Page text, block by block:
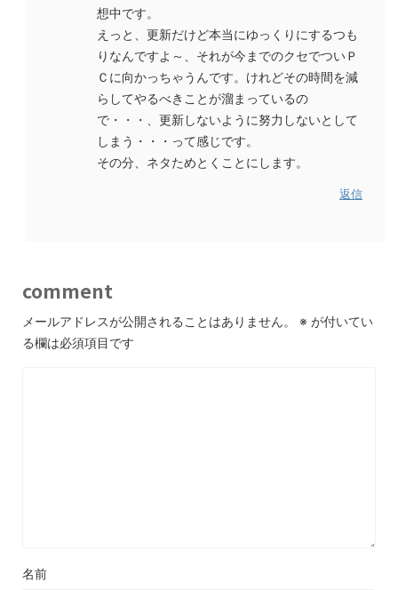
想中です。
えっと、更新だけど本当にゆっくりにするつも
りなんですよ～、それが今までのクセでついＰ
Ｃに向かっちゃうんです。けれどその時間を減
らしてやるべきことが溜まっているの
で・・・、更新しないように努力しないとして
しまう・・・って感じです。
その分、ネタためとくことにします。
返信
comment
メールアドレスが公開されることはありません。 ※ が付いてい
る欄は必須項目です
名前